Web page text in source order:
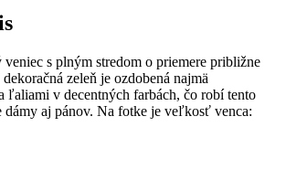
€
s plným stredom o priemere približne
zeleň je ozdobená najmä
ľaliami v decentných farbách, čo robí tento
dámy aj pánov. Na fotke je veľkosť venca: